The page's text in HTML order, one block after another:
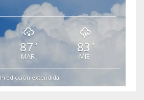
87 °
MAR
83 °
MIE
Predicción extendida